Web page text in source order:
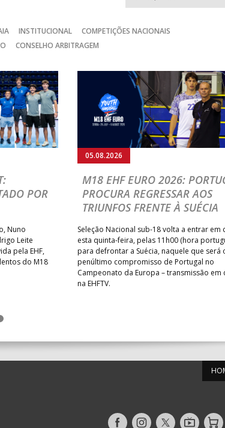
CARVALHOS
DESP. UNIDADE
MADEIRA ANDEBOL
MUN. STº TIRSO
DE BRAGA /Lusíadas Saude
DRAGÃO ARENA
DE BRAGA /OBO Bettermann
MUN. LEÇA
BENFICA
MUN. PÓVOA
A. GARRETT /Pristivus PAV. GIMN. S. JOÃO
ESC. BARTOLOMEU
PÓVOA AC / Bodegão/CCR/Proteu
PAV. ACÁCIO ROSA
INSTITUCIONAL
COMPETIÇÕES NACIONAIS
CONSELHO ARBITRAGEM
POR
Nuno
Leite
pela EHF,
do M18
05.08.2026
M18 EHF EURO 2026:
PROCURA REGRESSAR AOS
TRIUNFOS FRENTE À SUÉCIA
Seleção Nacional sub-18 volta a entrar em
esta quinta-feira, pelas 11h00 (hora
para defrontar a Suécia, naquele que será
penúltimo compromisso de Portugal no
Campeonato da Europa – transmissão em
na EHFTV.
Siga- Siga- Siga- AndebolTV
Loja